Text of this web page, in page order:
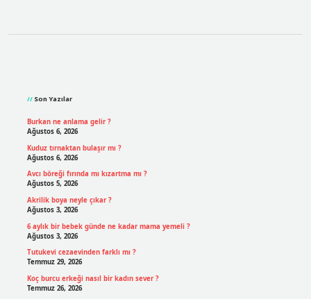
Son Yazılar
Burkan ne anlama gelir ?
Ağustos 6, 2026
Kuduz tırnaktan bulaşır mı ?
Ağustos 6, 2026
Avcı böreği fırında mı kızartma mı ?
Ağustos 5, 2026
Akrilik boya neyle çıkar ?
Ağustos 3, 2026
6 aylık bir bebek günde ne kadar mama yemeli ?
Ağustos 3, 2026
Tutukevi cezaevinden farklı mı ?
Temmuz 29, 2026
Koç burcu erkeği nasıl bir kadın sever ?
Temmuz 26, 2026